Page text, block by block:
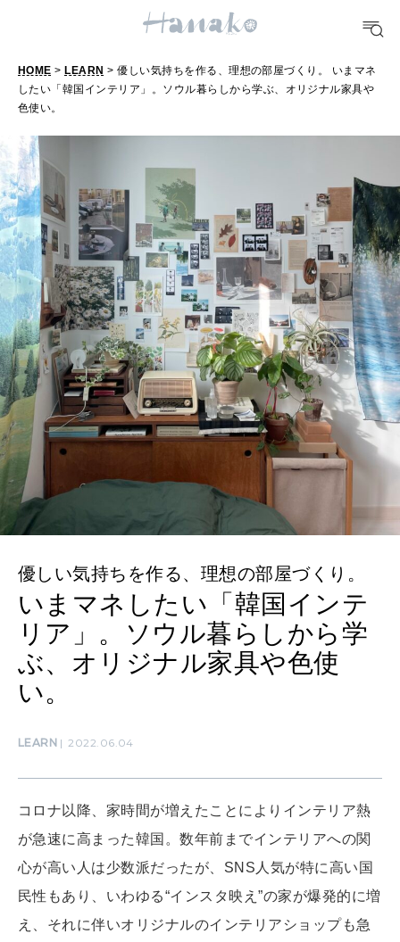
FORTUNE
明日のわたし
[12星座別] Monthly Love Holoscope
女神まり愛のタロットメッセージ
算命学がわかる今月のあなた
LEARN
知る、考える
MAMA
ママもいろいろ
SUSTAINABLE
わたしができること
CULTURE
WORK&MONEY
いい人生って？
2026年9月号「北海道 おいしく遊ぶ、夏のご褒美旅。」
2026年7月号「鎌倉 ローカルが 教えてくれた 本当の歩き方。」
2026年5月号「“大好き”に出会いに。韓国」
MAGAZINE MOOK
FOLLOW US!
HOME > LEARN > 優しい気持ちを作る、理想の部屋づくり。 いまマネ
したい「韓国インテリア」。ソウル暮らしから学ぶ、オリジナル家具や
色使い。
優しい気持ちを作る、理想の部屋づくり。
いまマネしたい「韓国インテ
リア」。ソウル暮らしから学
ぶ、オリジナル家具や色使
い。
LEARN 2022.06.04
コロナ以降、家時間が増えたことによりインテリア熱
が急速に高まった韓国。数年前までインテリアへの関
心が高い人は少数派だったが、SNS人気が特に高い国
民性もあり、いわゆる“インスタ映え”の家が爆発的に増
え、それに伴いオリジナルのインテリアショップも急